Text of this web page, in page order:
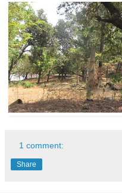
1 comment:
Share